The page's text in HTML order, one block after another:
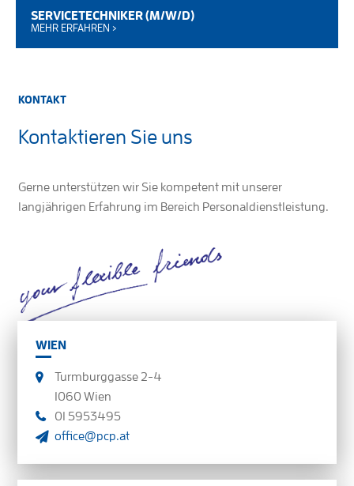
SERVICETECHNIKER (M/W/D)
MEHR ERFAHREN ›
KONTAKT
Kontaktieren Sie uns
Gerne unterstützen wir Sie kompetent mit unserer
langjährigen Erfahrung im Bereich Personaldienstleistung.
WIEN
Turmburggasse 2-4
1060 Wien
01 5953495
office@pcp.at